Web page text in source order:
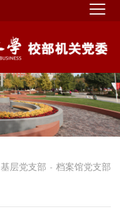
基层党支部 - 档案馆党支部